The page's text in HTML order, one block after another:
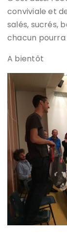
conviviale et
salés, sucrés,
chacun
A bientôt